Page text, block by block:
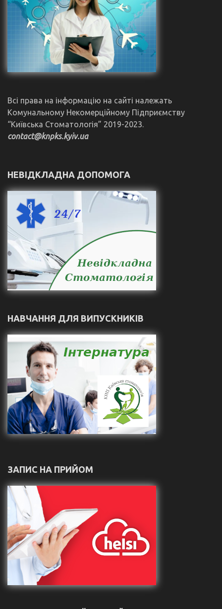
Всі права на інформацію на сайті належать
Комунальному Некомерційному Підприємству
“Київська Стоматологія” 2019-2023.
contact@knpks.kyiv.ua
НЕВІДКЛАДНА ДОПОМОГА
НАВЧАННЯ ДЛЯ ВИПУСКНИКІВ
ЗАПИС НА ПРИЙОМ